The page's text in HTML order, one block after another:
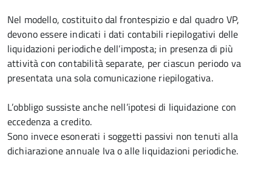
Nel modello, costituito dal frontespizio e dal quadro VP,
devono essere indicati i dati contabili riepilogativi delle
liquidazioni periodiche dell’imposta; in presenza di più
attività con contabilità separate, per ciascun periodo va
presentata una sola comunicazione riepilogativa.
L’obbligo sussiste anche nell’ipotesi di liquidazione con
eccedenza a credito.
Sono invece esonerati i soggetti passivi non tenuti alla
dichiarazione annuale Iva o alle liquidazioni periodiche.